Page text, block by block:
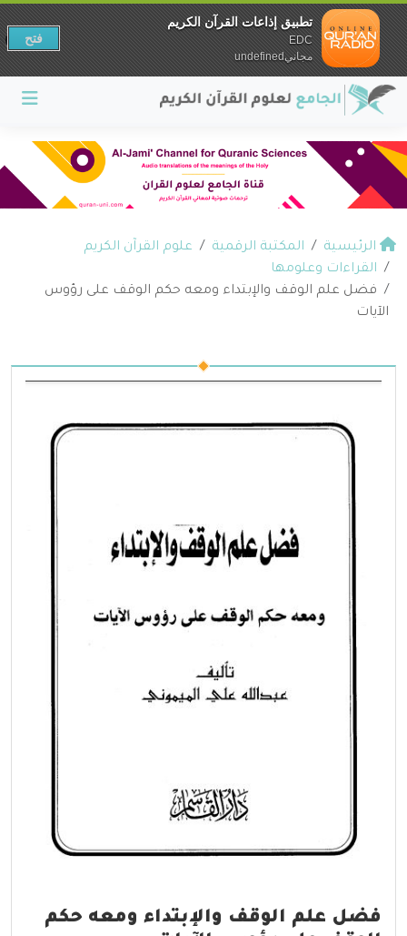
الرئيسية المكتبة الرقمية
علوم القرآن الكريم
القراءات وعلومها
فضل علم الوقف والإبتداء ومعه حكم الوقف على رؤوس
الآيات
فضل علم الوقف والإبتداء ومعه حكم
تطبيق إذاعات القرآن الكريم
EDC
مجانيundefined
فتح